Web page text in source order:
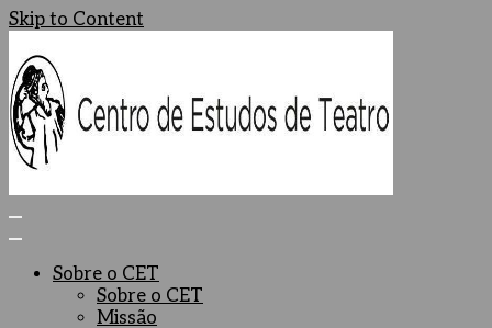
Skip to Content
Sobre o CET
Sobre o CET
Missão